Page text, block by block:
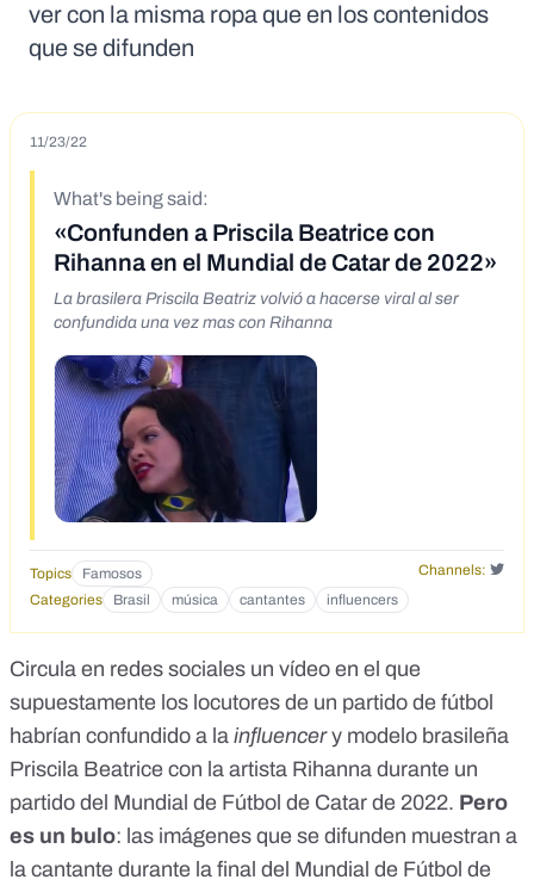
ver con la misma ropa que en los contenidos
que se difunden
11/23/22
What's being said:
«Confunden a Priscila Beatrice con
Rihanna en el Mundial de Catar de 2022»
La brasilera Priscila Beatriz volvió a hacerse viral al ser
confundida una vez mas con Rihanna
Topics Famosos
Channels:
Categories
Brasil música cantantes influencers
Circula en redes sociales un vídeo en el que
supuestamente los locutores de un partido de fútbol
habrían confundido a la influencery modelo brasileña
Priscila Beatrice con la artista Rihanna durante un
partido del Mundial de Fútbol de Catar de 2022. Pero
es un bulo: las imágenes que se difunden muestran a
la cantante durante la final del Mundial de Fútbol de